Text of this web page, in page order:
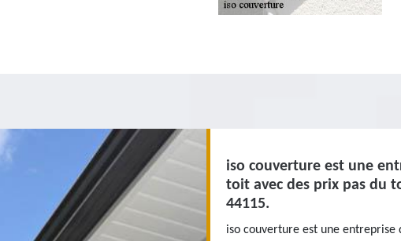
iso couverture est une
toit avec des prix pas du
44115.
iso couverture est une entreprise